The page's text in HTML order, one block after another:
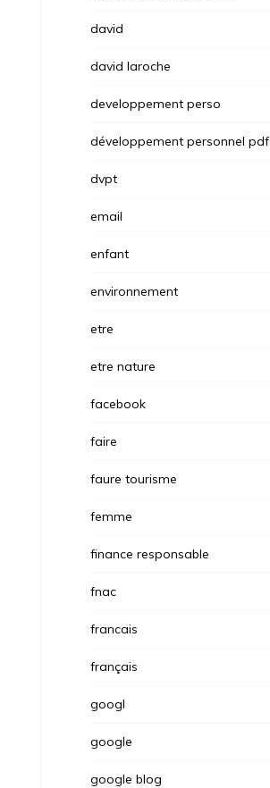
david
david laroche
developpement perso
développement personnel pdf
dvpt
email
enfant
environnement
etre
etre nature
facebook
faire
faure tourisme
femme
finance responsable
fnac
francais
français
googl
google
google blog